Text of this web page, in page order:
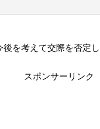
を考えて交際を否定し
スポンサーリンク